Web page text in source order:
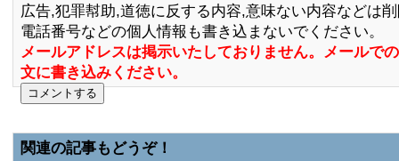
広告,犯罪幇助,道徳に反する内容,意味ない内容などは
電話番号などの個人情報も書き込まないでください。
メールアドレスは掲示いたしておりません。メールで
文に書き込みください。
関連の記事もどうぞ！